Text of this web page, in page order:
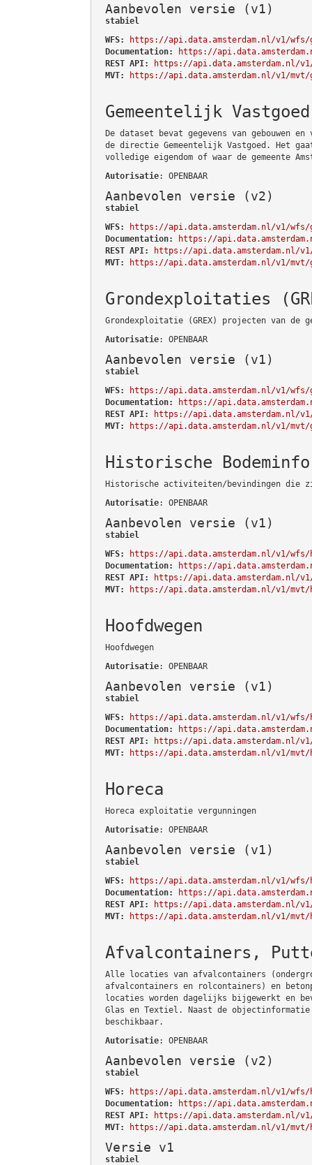
Aanbevolen versie (v1)
stabiel
WFS:
https://api.data.amsterdam.nl/v1/wfs/
Documentation:
https://
REST API:
https://api.data.amsterdam.nl/
MVT:
https://api.data.amsterdam.nl/v1/mvt/
Gemeentelijk Vastgoed
De dataset bevat gegevens van gebouwen
de directie Gemeentelijk Vastgoed. Het
volledige eigendom of waar de gemeente
Autorisatie: OPENBAAR
Aanbevolen versie (v2)
stabiel
WFS:
https://api.data.amsterdam.nl/v1/wfs/
Documentation:
https://
REST API:
https://api.data.amsterdam.nl/
MVT:
https://api.data.amsterdam.nl/v1/mvt/
Grondexploitaties
Grondexploitatie (GREX) projecten van de
Autorisatie: OPENBAAR
Aanbevolen versie (v1)
stabiel
WFS:
https://api.data.amsterdam.nl/v1/wfs/
Documentation:
https://
REST API:
https://api.data.amsterdam.nl/
MVT:
https://api.data.amsterdam.nl/v1/mvt/
Historische
Historische activiteiten/bevindingen die
Autorisatie: OPENBAAR
Aanbevolen versie (v1)
stabiel
WFS:
https://api.data.amsterdam.nl/v1/wfs/
Documentation:
https://
REST API:
https://api.data.amsterdam.nl/
MVT:
https://api.data.amsterdam.nl/v1/mvt/
Hoofdwegen
Hoofdwegen
Autorisatie: OPENBAAR
Aanbevolen versie (v1)
stabiel
WFS:
https://api.data.amsterdam.nl/v1/wfs/
Documentation:
https://
REST API:
https://api.data.amsterdam.nl/
MVT:
https://api.data.amsterdam.nl/v1/mvt/
Horeca
Horeca exploitatie vergunningen
Autorisatie: OPENBAAR
Aanbevolen versie (v1)
stabiel
WFS:
https://api.data.amsterdam.nl/v1/wfs/
Documentation:
https://
REST API:
https://api.data.amsterdam.nl/
MVT:
https://api.data.amsterdam.nl/v1/mvt/
Afvalcontainers,
Alle locaties van afvalcontainers
afvalcontainers en rolcontainers) en
locaties worden dagelijks bijgewerkt en
Glas en Textiel. Naast de objectinformatie
beschikbaar.
Autorisatie: OPENBAAR
Aanbevolen versie (v2)
stabiel
WFS:
https://api.data.amsterdam.nl/v1/
Documentation:
https://
REST API:
https://api.data.amsterdam.nl/
MVT:
https://api.data.amsterdam.nl/v1/
Versie v1
stabiel